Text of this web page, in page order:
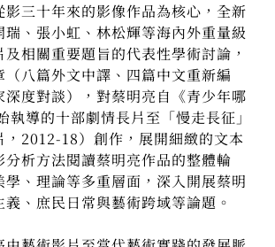
影三十年來的影像作品為核心，全新
瑞、張小虹、林松輝等海內外重量級
相關重要題旨的代表性學術討論，
（八篇外文中譯、四篇中文重新編
深度對談），對蔡明亮自《青少年哪
執導的十部劇情長片至「慢走長征」
，2012-18）創作，展開細緻的文本
分析方法閱讀蔡明亮作品的整體輪
學、理論等多重層面，深入開展蔡明
、庶民日常與藝術跨域等論題。